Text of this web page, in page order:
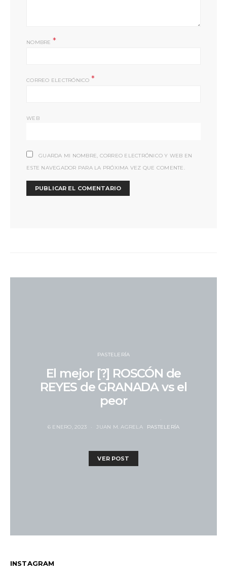
NOMBRE *
CORREO ELECTRÓNICO *
WEB
GUARDA MI NOMBRE, CORREO ELECTRÓNICO Y WEB EN
ESTE NAVEGADOR PARA LA PRÓXIMA VEZ QUE COMENTE.
PASTELERÍA
El mejor [?] ROSCÓN de
REYES de GRANADA vs el
peor
6 ENERO, 2023 JUAN M. AGRELA PASTELERÍA
VER POST
INSTAGRAM